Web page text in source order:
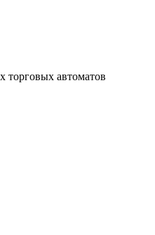
торговых автоматов